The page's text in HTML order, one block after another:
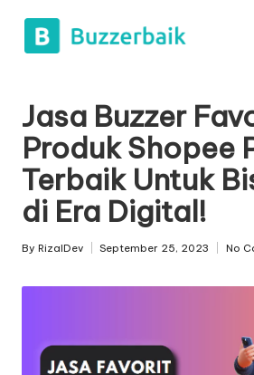
Jasa Buzzer
Produk Shopee
Terbaik Untuk
di Era Digital!
By RizalDev September 25, 2023 No